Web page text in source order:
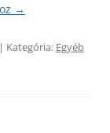
→
| Kategória: Egyéb